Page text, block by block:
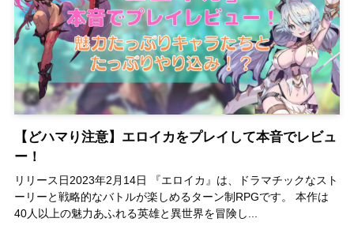
【どハマり注意】エロイカをプレイして本音でレビュ
ー！
リリース日2023年2月14日 『エロイカ』は、ドラマチックなスト
ーリーと戦略的なバトルが楽しめるターン制RPGです。 本作は
40人以上の魅力あふれる英雄と異世界を冒険し...